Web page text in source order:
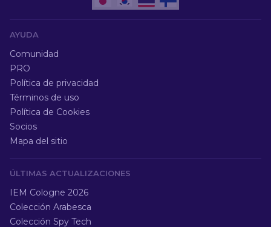
AYUDA
Comunidad
PRO
Política de privacidad
Términos de uso
Política de Cookies
Socios
Mapa del sitio
ÚLTIMAS ACTUALIZACIONES
IEM Cologne 2026
Colección Arabesca
Colección Spy Tech